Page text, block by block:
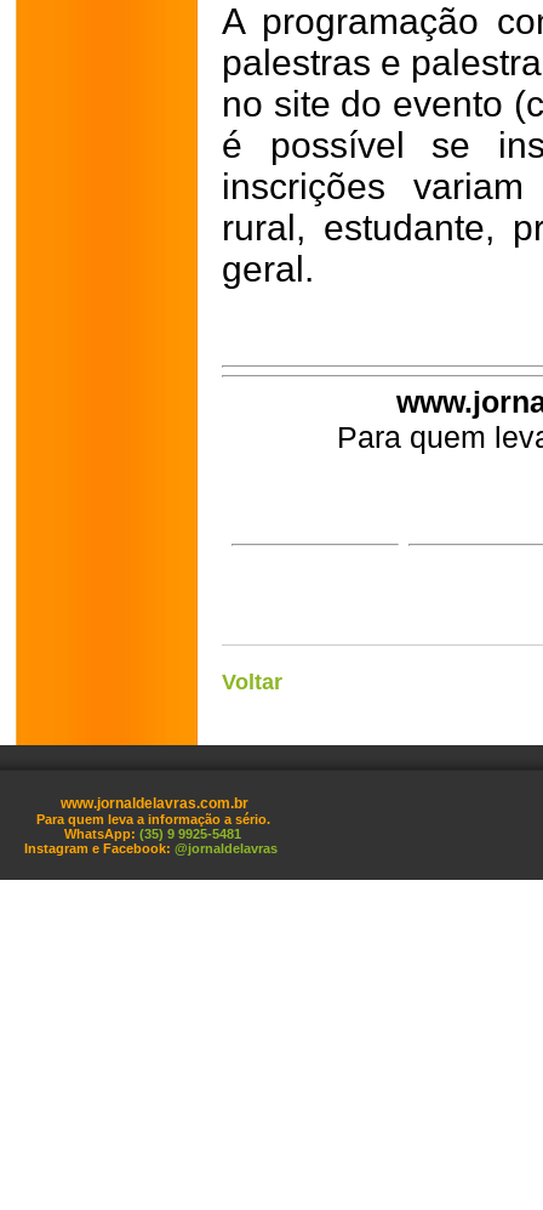
A programação
palestras e
no site do evento
é possível se
inscrições
rural, estudante,
geral.
Para quem
Voltar
www.jornaldelavras.com.br
Para quem leva a informação a sério.
WhatsApp: (35) 9 9925-5481
Instagram e Facebook: @jornaldelavras